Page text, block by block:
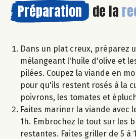
Préparation de la
Dans un plat creux, préparez
mélangeant l'huile d'olive et
pilées. Coupez la viande en
pour qu'ils restent rosés à la
poivrons, les tomates et
Faites mariner la viande avec
1h. Embrochez le tout sur les
restantes. Faites griller de 5 à